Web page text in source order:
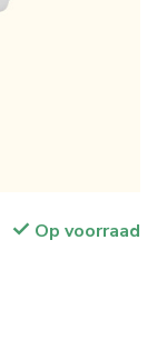
Op voorraad